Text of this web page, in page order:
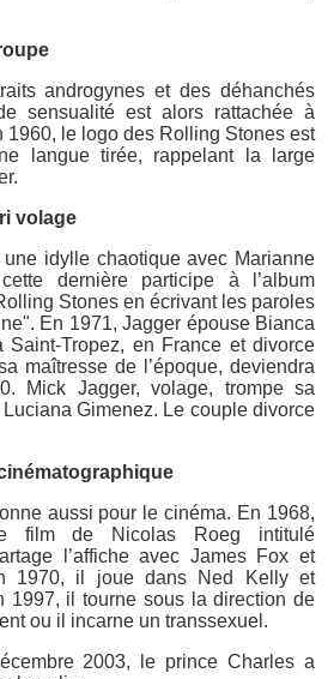
androgynes et des déhanchés
sensualité est alors rattachée à
1960, le logo des Rolling Stones est
langue tirée, rappelant la large
volage
idylle chaotique avec Marianne
dernière participe à l’album
Stones en écrivant les paroles
En 1971, Jagger épouse Bianca
Saint-Tropez, en France et divorce
maîtresse de l’époque, deviendra
Mick Jagger, volage, trompe sa
Gimenez. Le couple divorce
aussi pour le cinéma. En 1968,
film de Nicolas Roeg intitulé
l’affiche avec James Fox et
1970, il joue dans Ned Kelly et
1997, il tourne sous la direction de
ou il incarne un transsexuel.
2003, le prince Charles a